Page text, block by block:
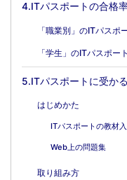
4.ITパスポートの合格
「職業別」のITパス
「学生」のITパスポ
5.ITパスポートに受か
はじめかた
ITパスポートの教材
Web上の問題集
取り組み方